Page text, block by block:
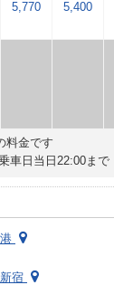
5,770
5,400
料金です
車日当日22:00まで
宿